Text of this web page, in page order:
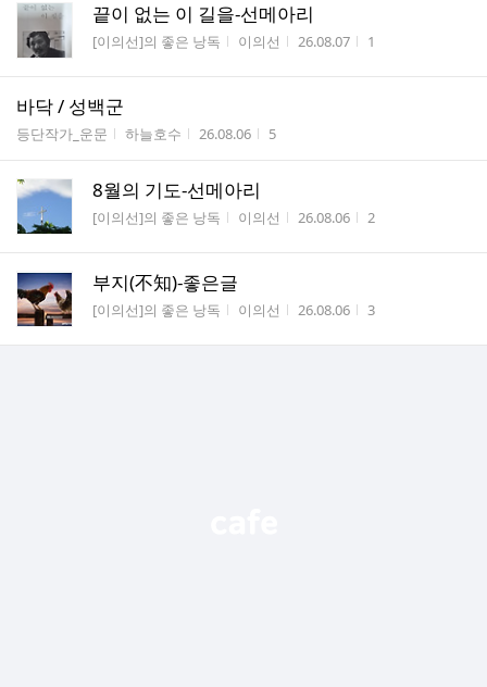
끝이 없는 이 길을-선메아리
게시판명
[이의선]의 좋은 낭독 작성자
이의선 작성시간
26.08.07 조회수
1
바닥 / 성백군
게시판명
등단작가_운문 작성자
하늘호수 작성시간
26.08.06 조회수
5
8월의 기도-선메아리
게시판명
[이의선]의 좋은 낭독 작성자
이의선 작성시간
26.08.06 조회수
2
부지(不知)-좋은글
게시판명
[이의선]의 좋은 낭독 작성자
이의선 작성시간
26.08.06 조회수
3